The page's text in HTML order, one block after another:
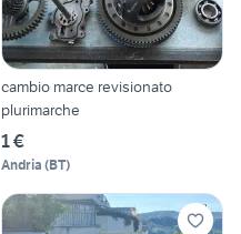
cambio marce revisionato
plurimarche
1 €
Andria (BT)